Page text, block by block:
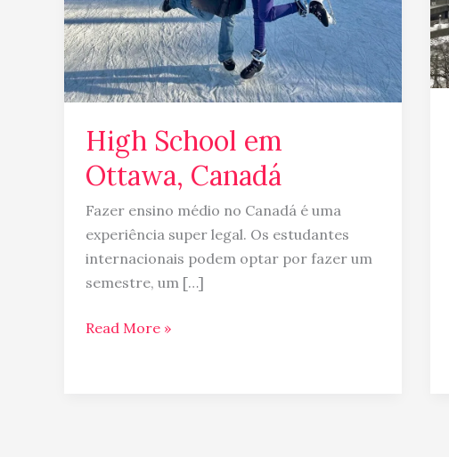
High School em
Ottawa, Canadá
Fazer ensino médio no Canadá é uma
experiência super legal. Os estudantes
internacionais podem optar por fazer um
semestre, um […]
Read More »